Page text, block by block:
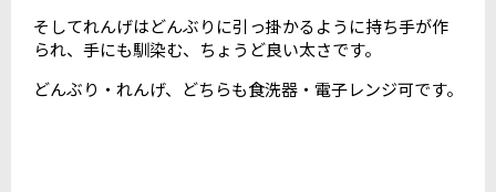
そしてれんげはどんぶりに引っ掛かるように持ち手が作
られ、手にも馴染む、ちょうど良い太さです。
どんぶり・れんげ、どちらも食洗器・電子レンジ可です。